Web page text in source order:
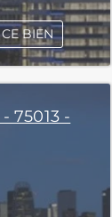
BIEN
75013 -